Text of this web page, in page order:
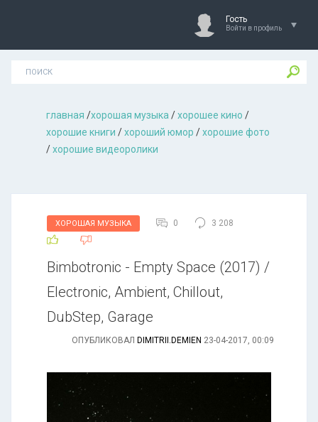
Гость
Войти в профиль
главная /хорошая музыкa /хорошее кино /
хорошие книги /хороший юмор /хорошие фото
/хорошие видеоролики
ХОРОШАЯ МУЗЫКА 0 3 208
Bimbotronic - Empty Space (2017) /
Electronic, Ambient, Chillout,
DubStep, Garage
ОПУБЛИКОВАЛ DIMITRII.DEMIEN 23-04-2017, 00:09